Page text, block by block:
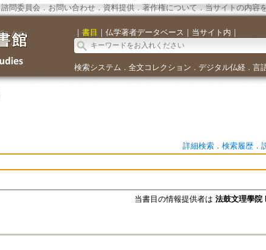
諮問委員会． お問い合わせ． 資料提供． 著作権について．当サイトの内容
｜ 書目 ｜ 仏学著者データベース ｜ 当サイト内 ｜
検索システム ． 全文コレクション ． デジタル仏経． 言
詳細検索． 検索履歴．
当書目の情報提供者は 法鼓文理學